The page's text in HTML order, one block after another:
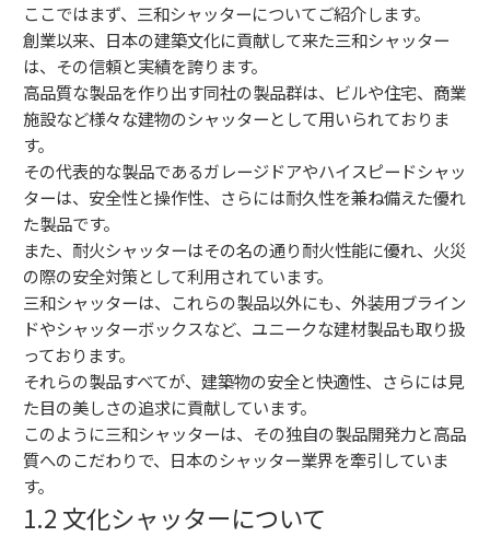
ここではまず、三和シャッターについてご紹介します。
創業以来、日本の建築文化に貢献して来た三和シャッター
は、その信頼と実績を誇ります。
高品質な製品を作り出す同社の製品群は、ビルや住宅、商業
施設など様々な建物のシャッターとして用いられておりま
す。
その代表的な製品であるガレージドアやハイスピードシャッ
ターは、安全性と操作性、さらには耐久性を兼ね備えた優れ
た製品です。
また、耐火シャッターはその名の通り耐火性能に優れ、火災
の際の安全対策として利用されています。
三和シャッターは、これらの製品以外にも、外装用ブライン
ドやシャッターボックスなど、ユニークな建材製品も取り扱
っております。
それらの製品すべてが、建築物の安全と快適性、さらには見
た目の美しさの追求に貢献しています。
このように三和シャッターは、その独自の製品開発力と高品
質へのこだわりで、日本のシャッター業界を牽引していま
す。
1.2 文化シャッターについて